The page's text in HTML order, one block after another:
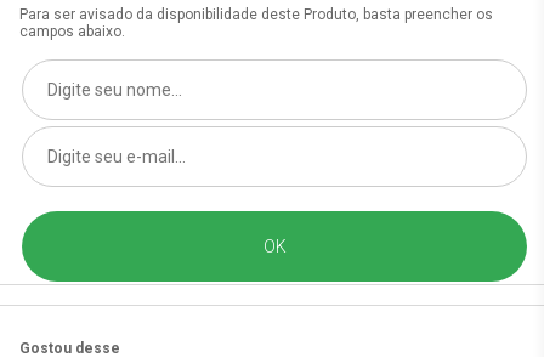
Para ser avisado da disponibilidade deste Produto, basta preencher os
campos abaixo.
Gostou desse